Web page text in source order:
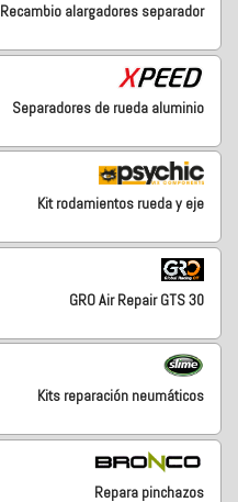
Recambio alargadores separador
Separadores de rueda aluminio
Kit rodamientos rueda y eje
GRO Air Repair GTS 30
Kits reparación neumáticos
Repara pinchazos